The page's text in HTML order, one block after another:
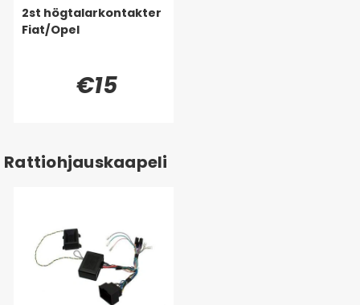
2st högtalarkontakter
Fiat/Opel
€15
Rattiohjauskaapeli